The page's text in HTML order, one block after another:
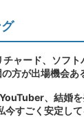
ャード、ソフト
方が出場機会あ
、結婚
すごく安定して